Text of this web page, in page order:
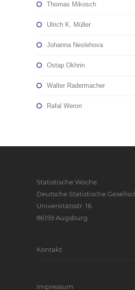
Thomas Mikosch
Ulrich K. Müller
Johanna Neslehova
Ostap Okhrin
Walter Radermacher
Rafal Weron
Statistische Woche
Deutsche Statistische
Universitätsstr. 16
86159 Augsburg
Kontakt
Impressum